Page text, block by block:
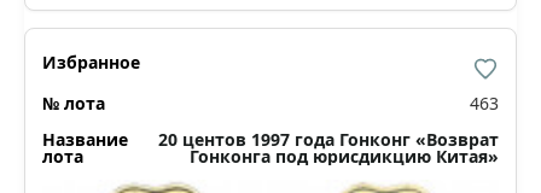
463
20 центов 1997 года Гонконг «Возврат
Гонконга под юрисдикцию Китая»